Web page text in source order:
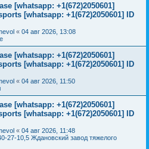
[whatsapp: +1(672)2050601]
[whatsapp: +1(672)2050601] ID
« 04 авг 2026, 13:08
[whatsapp: +1(672)2050601]
[whatsapp: +1(672)2050601] ID
« 04 авг 2026, 11:50
[whatsapp: +1(672)2050601]
[whatsapp: +1(672)2050601] ID
« 04 авг 2026, 11:48
27-10,5 Ждановский завод тяжелого